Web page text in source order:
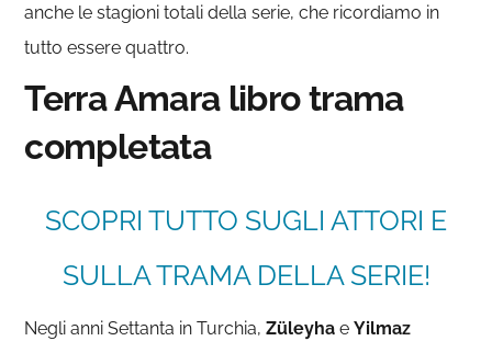
anche le stagioni totali della serie, che ricordiamo in
tutto essere quattro.
Terra Amara libro trama
completata
SCOPRI TUTTO SUGLI ATTORI E
SULLA TRAMA DELLA SERIE!
Negli anni Settanta in Turchia,Züleyha eYilmaz